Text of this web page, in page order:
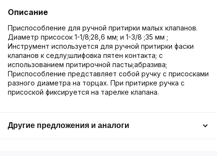
Описание
Приспособление для ручной притирки малых клапанов.
Диаметр присосок 1-1/8;28,6 мм; и 1-3/8 ;35 мм ;
Инструмент используется для ручной притирки фаски
клапанов к седлу;шлифовка пятен контакта; с
использованием притирочной пасты;абразива;
Приспособление представляет собой ручку с присосками
разного диаметра на торцах. При притирке ручка с
присоской фиксируется на тарелке клапана.
Другие предложения и аналоги